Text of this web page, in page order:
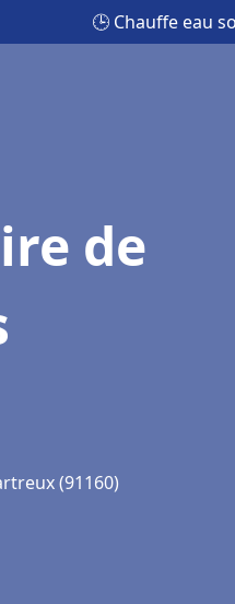
🕒 Chauffe eau
de
(91160)